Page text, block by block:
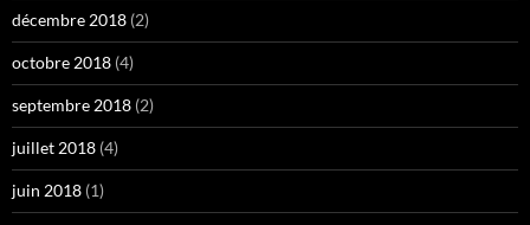
décembre 2018 (2)
octobre 2018 (4)
septembre 2018 (2)
juillet 2018 (4)
juin 2018 (1)